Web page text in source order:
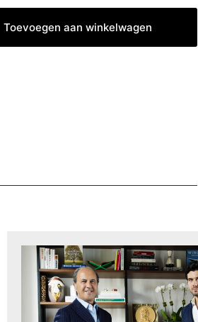
Toevoegen aan winkelwagen